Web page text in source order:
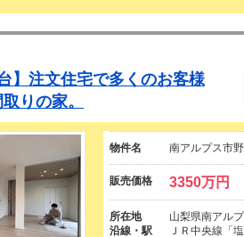
】注文住宅で多くのお客様
りの家。
物件名 南アルプス市
販売価格 3350万円
所在地
山梨県南アル
沿線・駅
ＪＲ中央線「